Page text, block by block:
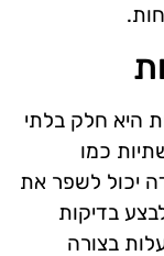
היא חלק בלתי
כמו
יכול לשפר את
בדיקות
בצורה